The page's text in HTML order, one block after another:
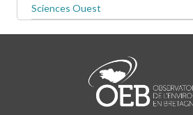
Sciences Ouest